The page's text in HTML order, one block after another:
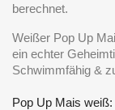
berechnet.
Weißer Pop Up
ein echter
Schwimmfähig &
Pop Up Mais